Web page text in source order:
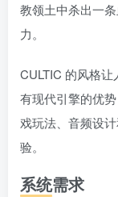
教领土中杀出一
力。
CULTIC 的风格
有现代引擎的优
戏玩法、音频设
验。
系统需求